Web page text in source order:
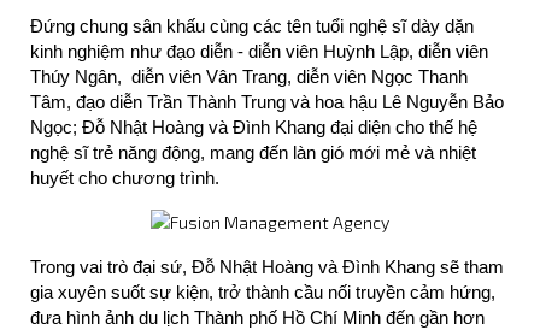
Đứng chung sân khấu cùng các tên tuổi nghệ sĩ dày dặn
kinh nghiệm như đạo diễn - diễn viên Huỳnh Lập, diễn viên
Thúy Ngân,  diễn viên Vân Trang, diễn viên Ngọc Thanh
Tâm, đạo diễn Trần Thành Trung và hoa hậu Lê Nguyễn Bảo
Ngọc; Đỗ Nhật Hoàng và Đình Khang đại diện cho thế hệ
nghệ sĩ trẻ năng động, mang đến làn gió mới mẻ và nhiệt
huyết cho chương trình.
Trong vai trò đại sứ, Đỗ Nhật Hoàng và Đình Khang sẽ tham
gia xuyên suốt sự kiện, trở thành cầu nối truyền cảm hứng,
đưa hình ảnh du lịch Thành phố Hồ Chí Minh đến gần hơn
WELCOME ON BOARD |
LUNA HẰNG TRỊNH
Tour guide Steven
Nguyễn đồng hành cùng
Juky San và Gemini Hùng
hóa, ẩm thực TP.HCM
Steven Nguyễn gây ấn
tượng với màn chào sân
trong tập 2 Running Man
Vietnam